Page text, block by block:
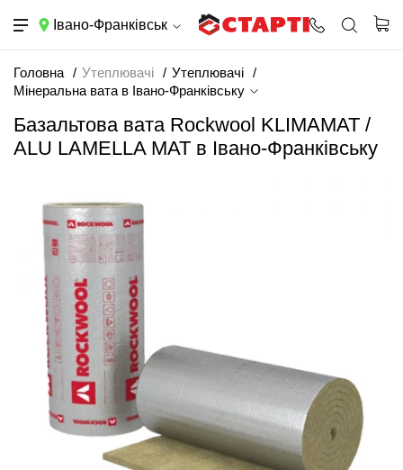
Івано-Франківськ
Головна Утеплювачі
Утеплювачі
Мінеральна вата в Івано-Франківську
Базальтова вата Rockwool KLIMAMAT /
ALU LAMELLA MAT в Івано-Франківську